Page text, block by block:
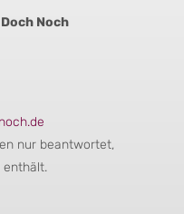
Noch
nur beantwortet,
enthält.